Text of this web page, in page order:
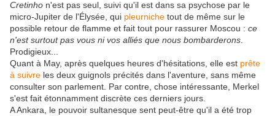
Cretinho n'est pas seul, suivi qu'il est dans sa psychose par le
micro-Jupiter de l'Élysée, qui pleurniche tout de même sur le
possible retour de flamme et fait tout pour rassurer Moscou : ce
n'est surtout pas vous ni vos alliés que nous bombarderons
Prodigieux...
Quant à May, après quelques heures d'hésitations, elle est prête
à suivre les deux guignols précités dans l'aventure, sans même
consulter son parlement. Par contre, chose intéressante, Merkel
s'est fait étonnamment discrète ces derniers jours.
A Ankara, le pouvoir sultanesque sent peut-être qu'il a été trop